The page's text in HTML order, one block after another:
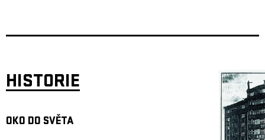
HISTORIE
OKO DO SVĚTA